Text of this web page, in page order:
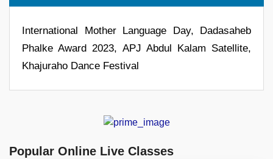
International Mother Language Day, Dadasaheb
Phalke Award 2023, APJ Abdul Kalam Satellite,
Khajuraho Dance Festival
Popular Online Live Classes